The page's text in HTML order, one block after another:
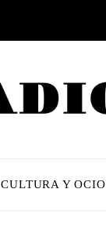
CULTURA Y OCIO